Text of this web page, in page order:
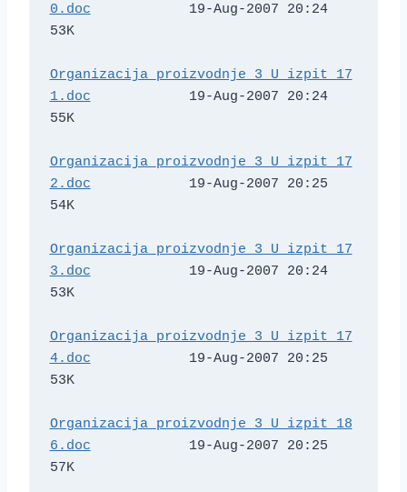
0.doc
            19-Aug-2007 20:24
53K
Organizacija_proizvodnje_3_U_izpit_17
1.doc
            19-Aug-2007 20:24
55K
Organizacija_proizvodnje_3_U_izpit_17
2.doc
            19-Aug-2007 20:25
54K
Organizacija_proizvodnje_3_U_izpit_17
3.doc
            19-Aug-2007 20:24
53K
Organizacija_proizvodnje_3_U_izpit_17
4.doc
            19-Aug-2007 20:25
53K
Organizacija_proizvodnje_3_U_izpit_18
6.doc
            19-Aug-2007 20:25
57K